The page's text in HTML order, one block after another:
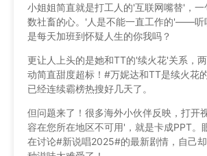
小姐姐简直就是打工人的'互联网嘴替'，
数社畜的心。'人是不能一直工作的'——听
是每天加班到怀疑人生的你我吗？
更让人上头的是她和TT的'续火花'关系，
动简直甜度超标！ #万妮达和TT是续火花
已经连续霸榜热搜好几天了。
但问题来了！很多海外小伙伴反映，打开
容在您所在地区不可用'，就是卡成PPT。
在讨论#新说唱2025#的最新剧情，自己